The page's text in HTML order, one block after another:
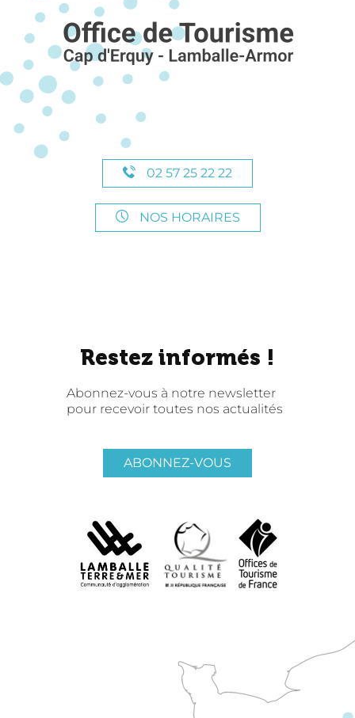
02 57 25 22 22
NOS HORAIRES
Restez informés !
Abonnez-vous à notre newsletter
pour recevoir toutes nos actualités
ABONNEZ-VOUS